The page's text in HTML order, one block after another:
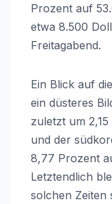
Prozent auf
etwa 8.500
Freitagabend.
Ein Blick auf
ein düsteres
zuletzt um
und der
8,77 Prozent
Letztendlich
solchen Zeiten